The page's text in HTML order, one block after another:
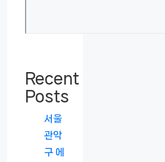
Recent
Posts
서울
관악
구 에